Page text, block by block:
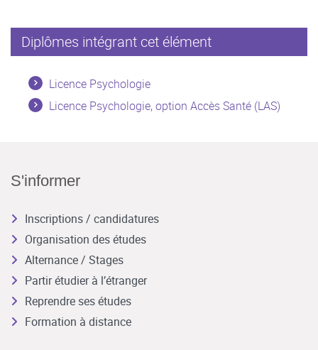
Diplômes intégrant cet élément
Licence Psychologie
Licence Psychologie, option Accès Santé (LAS)
S'informer
Inscriptions / candidatures
Organisation des études
Alternance / Stages
Partir étudier à l’étranger
Reprendre ses études
Formation à distance